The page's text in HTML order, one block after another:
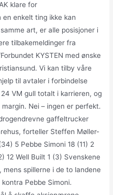
klare for
en enkelt ting ikke kan
art, er alle posisjoner i
tilbakemeldinger fra
KYSTEN med ønske
Vi kan tilby våre
til avtaler i forbindelse
VM gull totalt i karrieren, og
Nei – ingen er perfekt.
gaffeltrucker
forteller Steffen Møller-
5 Pebbe Simoni 18 (11) 2
12 Well Built 1 (3) Svenskene
spillerne i de to landene
Pebbe Simoni.